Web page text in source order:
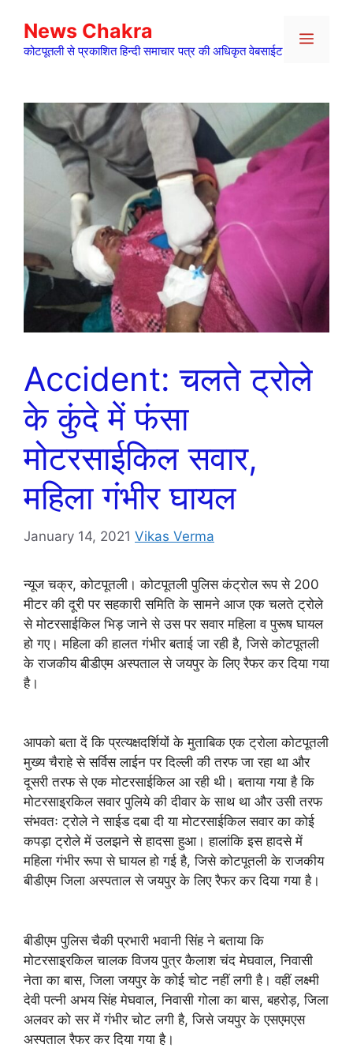
content
News Chakra
कोटपूतली से प्रकाशित हिन्दी समाचार पत्र की अधिकृत वेबसाईट
Menu
Accident: चलते ट्रोले
के कुंदे में फंसा
मोटरसाईकिल सवार,
महिला गंभीर घायल
January 14, 2021 Vikas Verma
न्यूज चक्र, कोटपूतली। कोटपूतली पुलिस कंट्रोल रूप से 200
मीटर की दूरी पर सहकारी समिति के सामने आज एक चलते ट्रोले
से मोटरसाईकिल भिड़ जाने से उस पर सवार महिला व पुरूष घायल
हो गए। महिला की हालत गंभीर बताई जा रही है, जिसे कोटपूतली
के राजकीय बीडीएम अस्पताल से जयपुर के लिए रैफर कर दिया गया
है।
आपको बता दें कि प्रत्यक्षदर्शियों के मुताबिक एक ट्रोला कोटपूतली
मुख्य चैराहे से सर्विस लाईन पर दिल्ली की तरफ जा रहा था और
दूसरी तरफ से एक मोटरसाईकिल आ रही थी। बताया गया है कि
मोटरसाइ्रकिल सवार पुलिये की दीवार के साथ था और उसी तरफ
संभवतः ट्रोले ने साईड दबा दी या मोटरसाईकिल सवार का कोई
कपड़ा ट्रोले में उलझने से हादसा हुआ। हालांकि इस हादसे में
महिला गंभीर रूपा से घायल हो गई है, जिसे कोटपूतली के राजकीय
बीडीएम जिला अस्पताल से जयपुर के लिए रैफर कर दिया गया है।
बीडीएम पुलिस चैकी प्रभारी भवानी सिंह ने बताया कि
मोटरसाइ्रकिल चालक विजय पुत्र कैलाश चंद मेघवाल, निवासी
नेता का बास, जिला जयपुर के कोई चोट नहीं लगी है। वहीं लक्ष्मी
देवी पत्नी अभय सिंह मेघवाल, निवासी गोला का बास, बहरोड़, जिला
अलवर को सर में गंभीर चोट लगी है, जिसे जयपुर के एसएमएस
अस्पताल रैफर कर दिया गया है।